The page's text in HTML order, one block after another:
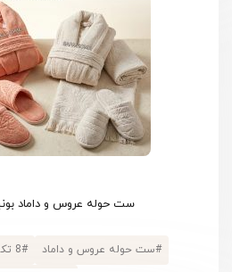
ست حوله عروس و داماد
#ست حوله عروس و داماد #8 تکه